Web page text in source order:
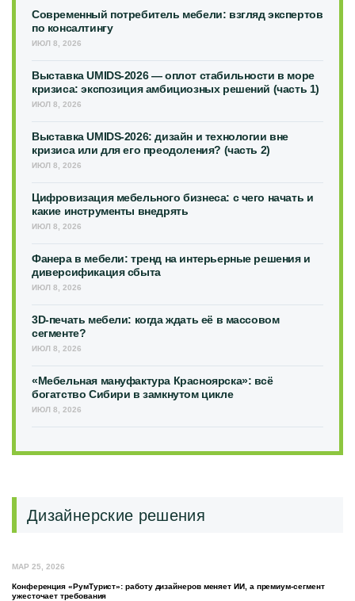
Современный потребитель мебели: взгляд экспертов
по консалтингу
ИЮЛ 8, 2026
Выставка UMIDS-2026 — оплот стабильности в море
кризиса: экспозиция амбициозных решений (часть 1)
ИЮЛ 8, 2026
Выставка UMIDS-2026: дизайн и технологии вне
кризиса или для его преодоления? (часть 2)
ИЮЛ 8, 2026
Цифровизация мебельного бизнеса: с чего начать и
какие инструменты внедрять
ИЮЛ 8, 2026
Фанера в мебели: тренд на интерьерные решения и
диверсификация сбыта
ИЮЛ 8, 2026
3D-печать мебели: когда ждать её в массовом
сегменте?
ИЮЛ 8, 2026
«Мебельная мануфактура Красноярска»: всё
богатство Сибири в замкнутом цикле
ИЮЛ 8, 2026
Дизайнерские решения
МАР 25, 2026
Конференция «РумТурист»: работу дизайнеров меняет ИИ, а премиум-сегмент
ужесточает требования